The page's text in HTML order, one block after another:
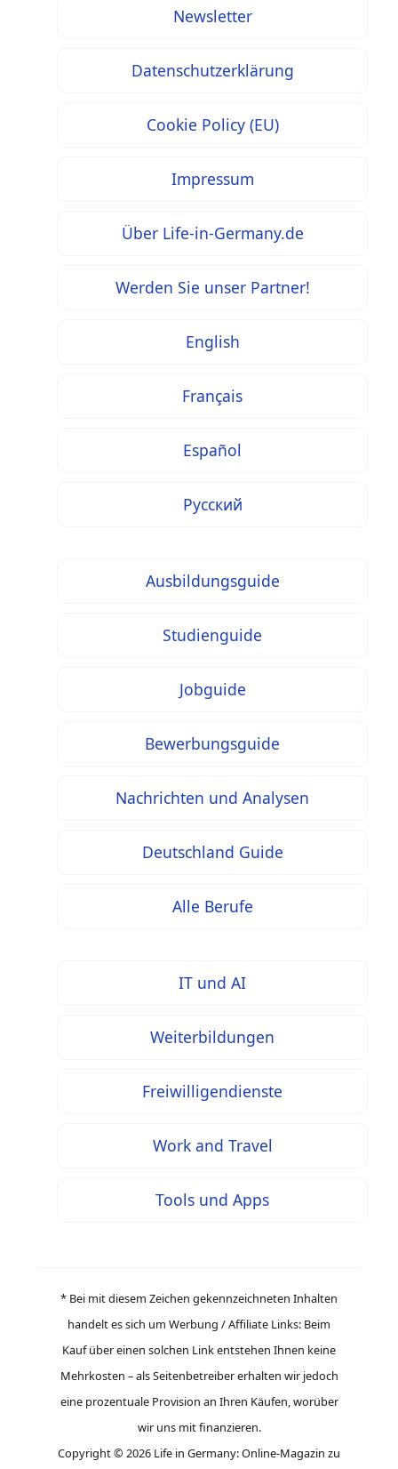
Newsletter
Datenschutzerklärung
Cookie Policy (EU)
Impressum
Über Life-in-Germany.de
Werden Sie unser Partner!
English
Français
Español
Русский
Ausbildungsguide
Studienguide
Jobguide
Bewerbungsguide
Nachrichten und Analysen
Deutschland Guide
Alle Berufe
IT und AI
Weiterbildungen
Freiwilligendienste
Work and Travel
Tools und Apps
* Bei mit diesem Zeichen gekennzeichneten Inhalten
handelt es sich um Werbung / Affiliate Links: Beim
Kauf über einen solchen Link entstehen Ihnen keine
Mehrkosten – als Seitenbetreiber erhalten wir jedoch
eine prozentuale Provision an Ihren Käufen, worüber
wir uns mit finanzieren.
Copyright © 2026 Life in Germany: Online-Magazin zu